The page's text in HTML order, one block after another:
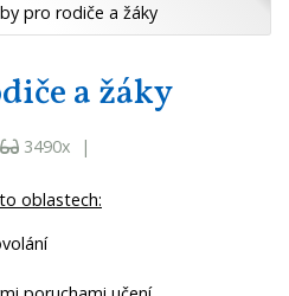
pro rodiče a žáky
a žáky
3490x |
oblastech: